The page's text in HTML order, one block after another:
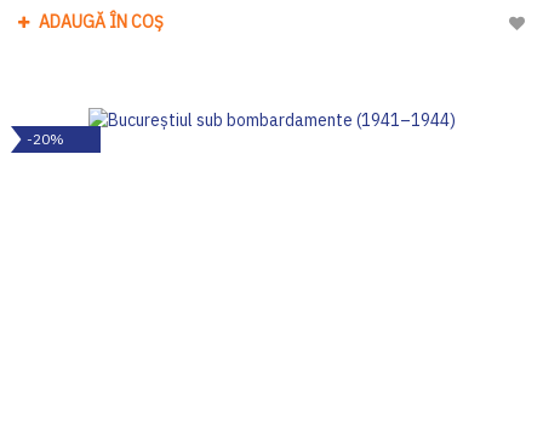
ADAUGĂ ÎN COȘ
-20%